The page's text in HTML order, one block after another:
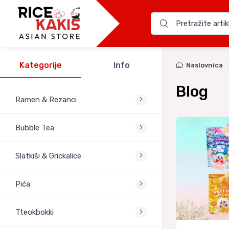
Kategorije Info
Ramen & Rezanci
Bubble Tea
Slatkiši & Grickalice
Pića
Tteokbokki
Naslovnica
Blog